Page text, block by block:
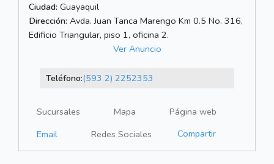
Ciudad: Guayaquil
Dirección: Avda. Juan Tanca Marengo Km 0.5 No. 316,
Edificio Triangular, piso 1, oficina 2.
Ver Anuncio
Teléfono:(593 2) 2252353
Sucursales Mapa
Página web
Email
Redes Sociales Compartir